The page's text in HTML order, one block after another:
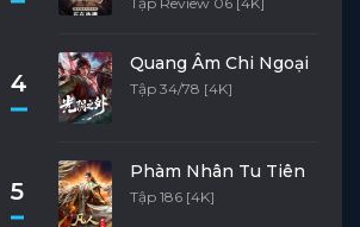
4
Quang Âm Chi Ngoại
Tập 34/78 [4K]
5
Phàm Nhân Tu Tiên
Tập 186 [4K]